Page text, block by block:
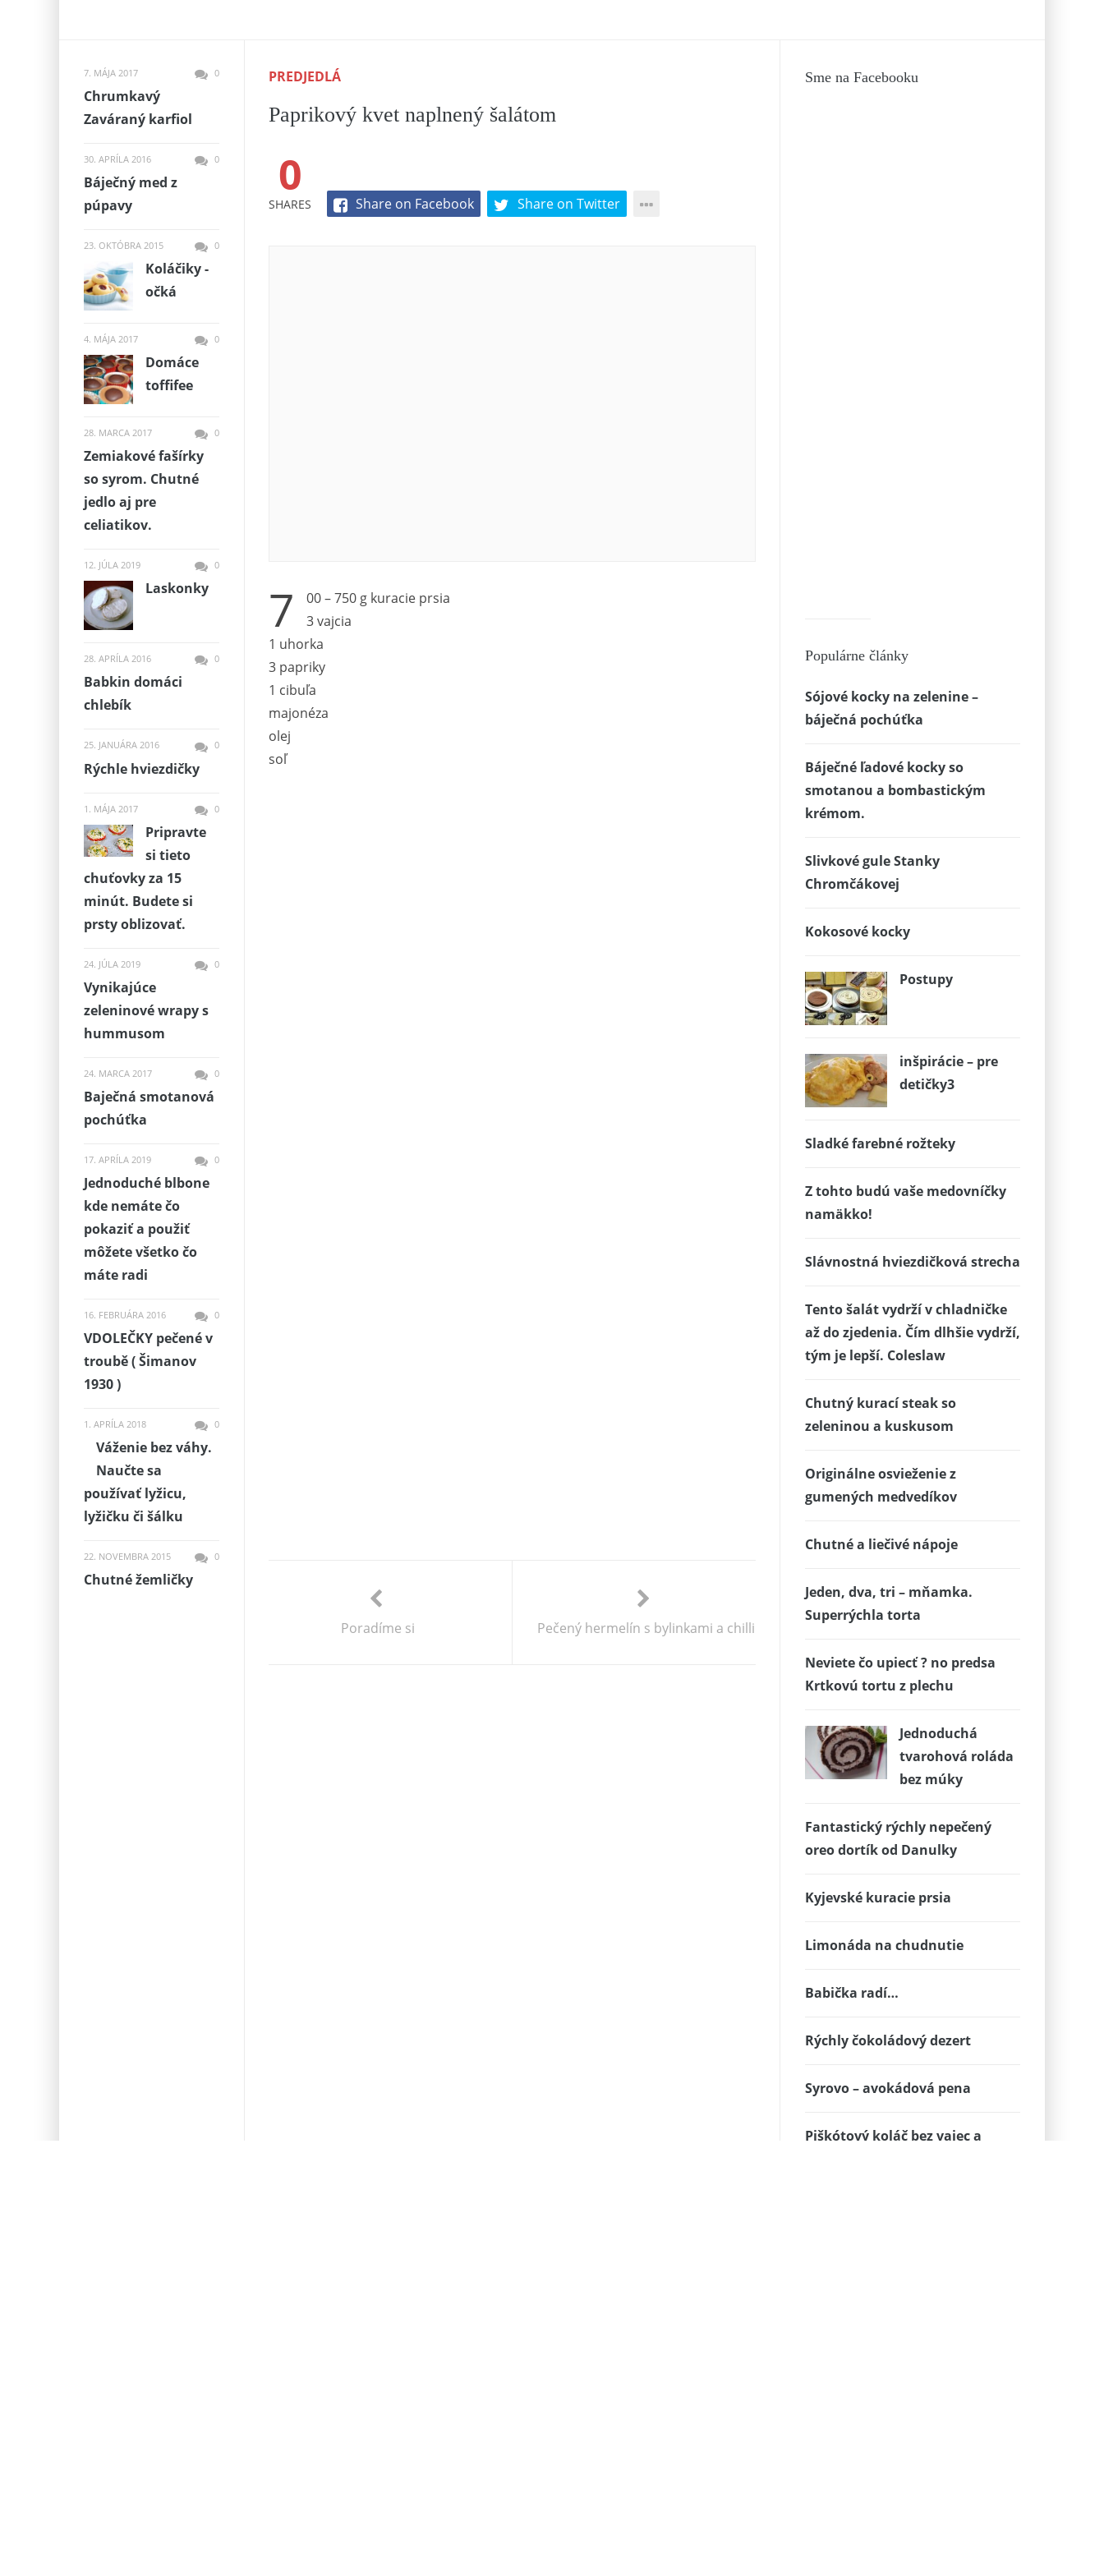
PREDJEDLÁ
Paprikový kvet naplnený šalátom
0
SHARES Share on Facebook Share on Twitter
7
00 – 750 g kuracie prsia
3 vajcia
1 uhorka
3 papriky
1 cibuľa
majonéza
olej
soľ
Poradíme si Pečený hermelín s bylinkami a chilli
Sme na Facebooku
Populárne články
Sójové kocky na zelenine –
báječná pochúťka
Báječné ľadové kocky so
smotanou a bombastickým
krémom.
Slivkové gule Stanky
Chromčákovej
Kokosové kocky
Postupy
inšpirácie – pre
detičky3
Sladké farebné rožteky
Z tohto budú vaše medovníčky
namäkko!
Slávnostná hviezdičková strecha
Tento šalát vydrží v chladničke
až do zjedenia. Čím dlhšie vydrží,
tým je lepší. Coleslaw
Chutný kurací steak so
zeleninou a kuskusom
Originálne osvieženie z
gumených medvedíkov
Chutné a liečivé nápoje
Jeden, dva, tri – mňamka.
Superrýchla torta
Neviete čo upiecť ? no predsa
Krtkovú tortu z plechu
Jednoduchá
tvarohová roláda
bez múky
Fantastický rýchly nepečený
oreo dortík od Danulky
Kyjevské kuracie prsia
Limonáda na chudnutie
Babička radí…
Rýchly čokoládový dezert
Syrovo – avokádová pena
Piškótový koláč bez vajec a
7. MÁJA 2017 0
Chrumkavý
Zaváraný karfiol
30. APRÍLA 2016 0
Báječný med z
púpavy
23. OKTÓBRA 2015 0
Koláčiky -
očká
4. MÁJA 2017 0
Domáce
toffifee
28. MARCA 2017 0
Zemiakové fašírky
so syrom. Chutné
jedlo aj pre
celiatikov.
12. JÚLA 2019 0
Laskonky
28. APRÍLA 2016 0
Babkin domáci
chlebík
25. JANUÁRA 2016 0
Rýchle hviezdičky
1. MÁJA 2017 0
Pripravte
si tieto
chuťovky za 15
minút. Budete si
prsty oblizovať.
24. JÚLA 2019 0
Vynikajúce
zeleninové wrapy s
hummusom
24. MARCA 2017 0
Baječná smotanová
pochúťka
17. APRÍLA 2019 0
Jednoduché blbone
kde nemáte čo
pokaziť a použiť
môžete všetko čo
máte radi
16. FEBRUÁRA 2016 0
VDOLEČKY pečené v
troubě ( Šimanov
1930 )
1. APRÍLA 2018 0
Váženie bez váhy.
Naučte sa
používať lyžicu,
lyžičku či šálku
22. NOVEMBRA 2015 0
Chutné žemličky